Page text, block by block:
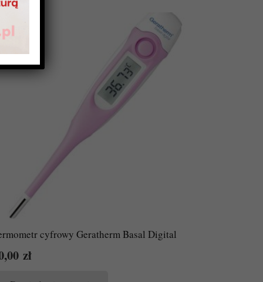
cyfrowy Geratherm Basal Digital
zł